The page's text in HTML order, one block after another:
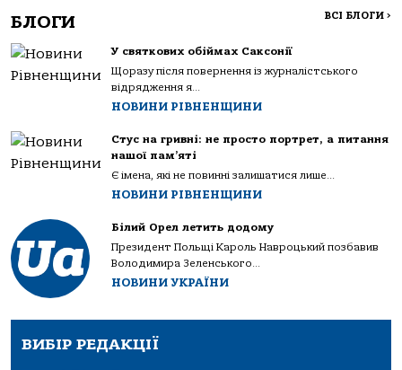
БЛОГИ ВСІ БЛОГИ >
У святкових обіймах Саксонії
Щоразу після повернення із журналістського
відрядження я...
НОВИНИ РІВНЕНЩИНИ
Стус на гривні: не просто портрет, а питання
нашої пам’яті
Є імена, які не повинні залишатися лише...
НОВИНИ РІВНЕНЩИНИ
Білий Орел летить додому
Президент Польщі Кароль Навроцький позбавив
Володимира Зеленського...
НОВИНИ УКРАЇНИ
ВИБІР РЕДАКЦІЇ